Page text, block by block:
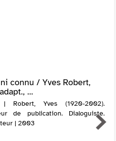
connu / Yves Robert,
...
| Robert, Yves (1920-2002).
de publication. Dialoguiste.
| 2003